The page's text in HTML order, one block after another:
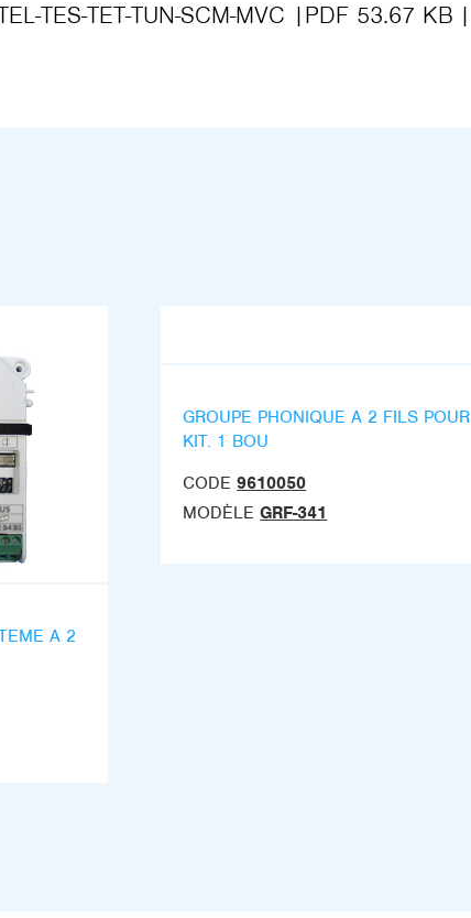
TES-TET-TUN-SCM-MVC PDF 53.67 KB
A 2
GROUPE PHONIQUE A 2 FILS POUR
KIT. 1 BOU
CODE 9610050
MODÈLE GRF-341